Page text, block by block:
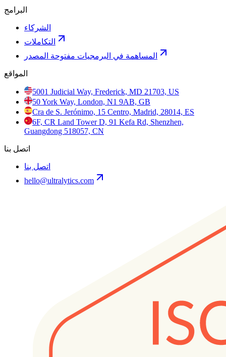
البرامج
الشركاء
التكاملات
المساهمة في البرمجيات مفتوحة المصدر
المواقع
5001 Judicial Way, Frederick, MD 21703, US
50 York Way, London, N1 9AB, GB
Cra de S. Jerónimo, 15 Centro, Madrid, 28014, ES
6F, CR Land Tower D, 91 Kefa Rd, Shenzhen,
Guangdong 518057, CN
اتصل بنا
اتصل بنا
hello@ultralytics.com